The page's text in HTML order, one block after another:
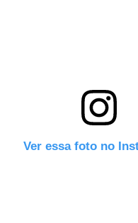
Ver essa foto no